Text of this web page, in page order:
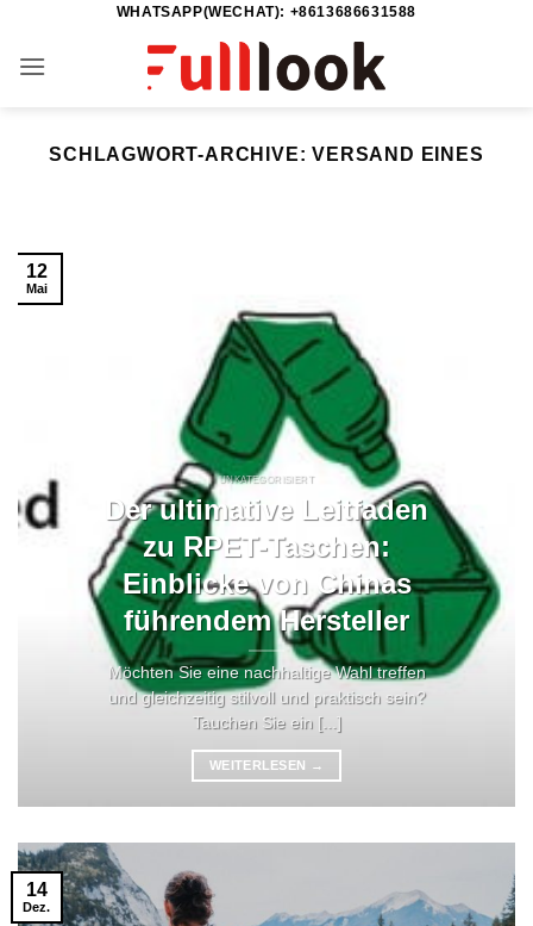
springen
WHATSAPP(WECHAT): +8613686631588
SCHLAGWORT-ARCHIVE:VERSAND EINES
UNKATEGORISIERT
Der ultimative Leitfaden
zu RPET-Taschen:
Einblicke von Chinas
führendem Hersteller
Möchten Sie eine nachhaltige Wahl treffen
und gleichzeitig stilvoll und praktisch sein?
Tauchen Sie ein [...]
WEITERLESEN →
12
Mai
14
Dez.